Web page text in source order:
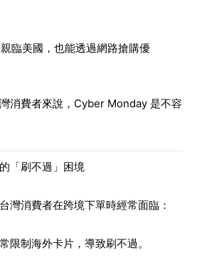
臨美國，也能透過網路搶購優
消費者來說，Cyber Monday 是不容
「刷不過」困境
灣消費者在跨境下單時經常面臨：
限制海外卡片，導致刷不過。